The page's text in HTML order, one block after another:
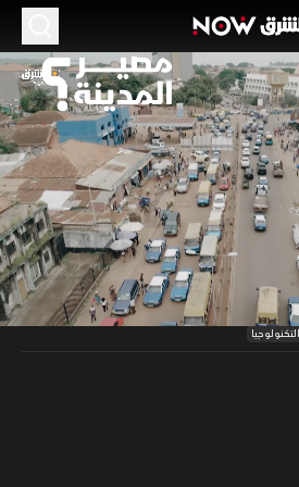
00:10/ 51:53
مكون من مكوناتها يؤدي مهمة محددة. للمدينة
وفي اللحظة التي تتقطع فيها أوصالها،
التحديات المستقبلية التي تواجه المدن
التي تطرأ على هذه البيئة الحيوية.